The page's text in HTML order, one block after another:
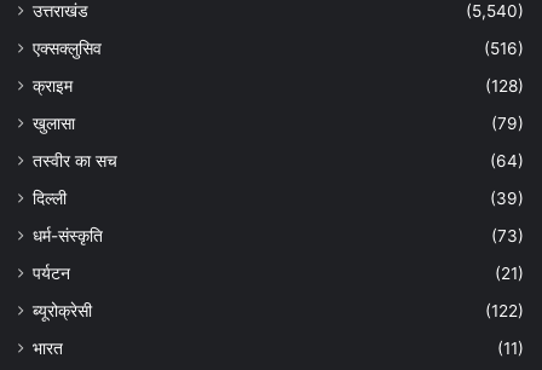
उत्तराखंड
(5,540)
एक्सक्लुसिव
(516)
क्राइम
(128)
खुलासा
(79)
तस्वीर का सच
(64)
दिल्ली
(39)
धर्म-संस्कृति
(73)
पर्यटन
(21)
ब्यूरोक्रेसी
(122)
भारत
(11)